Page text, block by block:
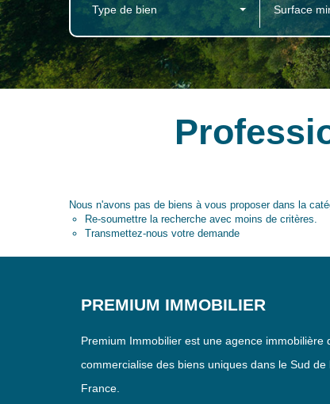
Type de bien
Nous n'avons pas de biens à vous proposer dans la
Re-soumettre la recherche avec moins de critères.
Transmettez-nous votre demande
PREMIUM IMMOBILIER
Premium Immobilier est une agence immobilière
commercialise des biens uniques dans le Sud de
France.